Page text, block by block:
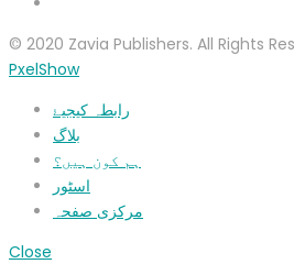
© 2020 Zavia Publishers. All Rights
PxelShow
رابطہ کیجیۓ
بلاگ
ہم کون ہیں؟
اسٹور
مرکزی صفحہ
Close